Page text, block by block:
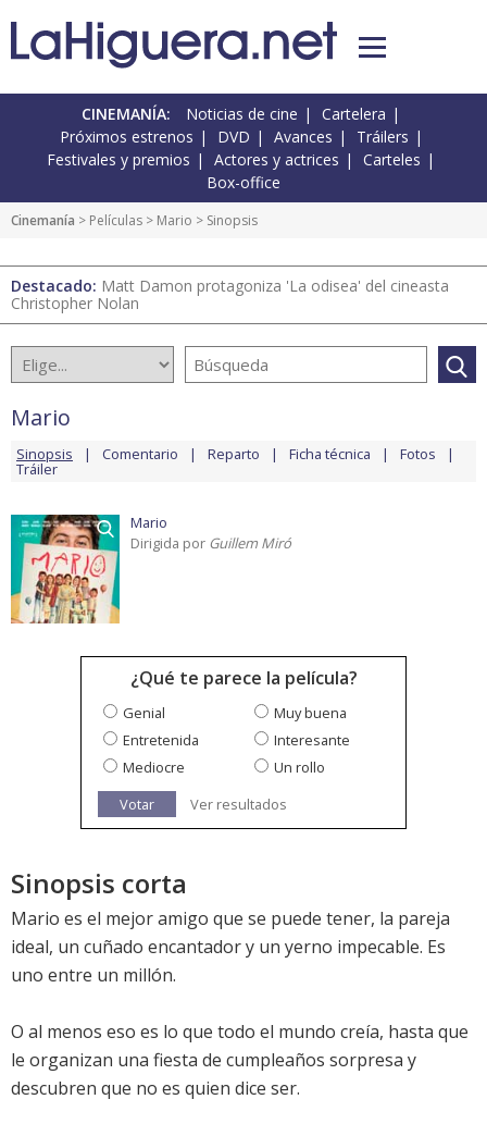
CINEMANÍA: Noticias de cine
Cartelera
Próximos estrenos
DVD Avances
Tráilers
Festivales y premios
Actores y actrices
Carteles
Box-office
Cinemanía > Películas > Mario > Sinopsis
Destacado: Matt Damon protagoniza 'La odisea' del cineasta
Christopher Nolan
Mario
Sinopsis Comentario Reparto Ficha técnica Fotos
Tráiler
Mario
Dirigida por Guillem Miró
¿Qué te parece la película?
Genial
Muy buena
Entretenida
Interesante
Mediocre
Un rollo
Votar
Ver resultados
Sinopsis corta
Mario es el mejor amigo que se puede tener, la pareja
ideal, un cuñado encantador y un yerno impecable. Es
uno entre un millón.
O al menos eso es lo que todo el mundo creía, hasta que
le organizan una fiesta de cumpleaños sorpresa y
descubren que no es quien dice ser.